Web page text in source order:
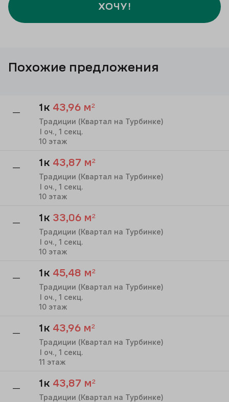
ХОЧУ!
Похожие предложения
— 1к 43,96 м²
Традиции (Квартал на Турбинке)
I оч., 1 секц.
10 этаж
— 1к 43,87 м²
Традиции (Квартал на Турбинке)
I оч., 1 секц.
10 этаж
— 1к 33,06 м²
Традиции (Квартал на Турбинке)
I оч., 1 секц.
10 этаж
— 1к 45,48 м²
Традиции (Квартал на Турбинке)
I оч., 1 секц.
10 этаж
— 1к 43,96 м²
Традиции (Квартал на Турбинке)
I оч., 1 секц.
11 этаж
— 1к 43,87 м²
Традиции (Квартал на Турбинке)